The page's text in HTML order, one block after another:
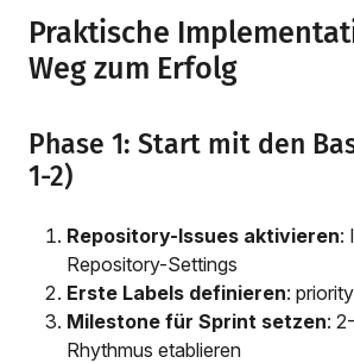
Praktische
Weg zum Erfolg
Phase 1: Start mit den
1-2)
Repository-Issues aktivieren:
Repository-Settings
Erste Labels definieren:
Milestone für Sprint setzen:
Rhythmus etablieren